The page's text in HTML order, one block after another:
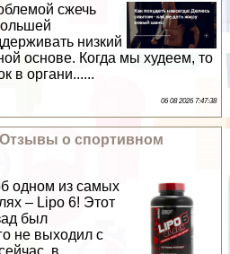
сжечь
низкий
основе. Когда мы худеем, то
в органи......
06 08 2026 7:47:38
о спортивном
одном из самых
– Lipo 6! Этот
был
не выходил с
в